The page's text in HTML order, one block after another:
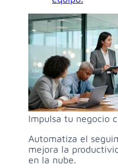
Impulsa tu negocio
Automatiza el
mejora la
en la nube.